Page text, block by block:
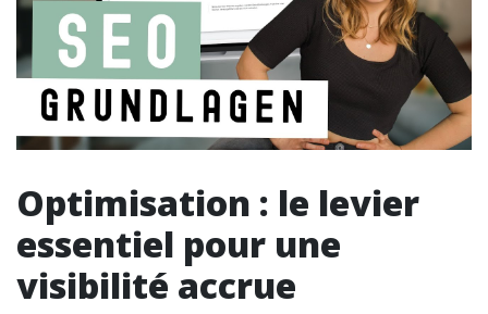
Optimisation : le levier
essentiel pour une
visibilité accrue